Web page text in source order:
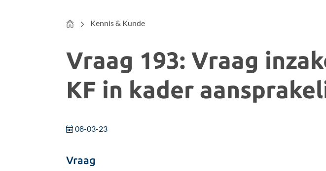
HomeKennis & Kunde
Vraag 193: Vraag
KF in kader
08-03-23
Vraag